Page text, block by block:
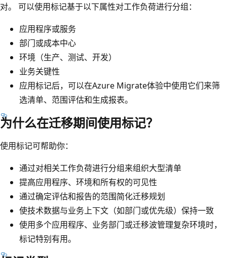
对。 可以使用标记基于以下属性对工作负荷进行分组：
应用程序或服务
部门或成本中心
环境（生产、测试、开发）
业务关键性
应用标记后，可以在Azure Migrate体验中使用它们来筛
选清单、范围评估和生成报表。
为什么在迁移期间使用标记？
使用标记可帮助你：
通过对相关工作负荷进行分组来组织大型清单
提高应用程序、环境和所有权的可见性
通过确定评估和报告的范围简化迁移规划
使技术数据与业务上下文（如部门或优先级）保持一致
使用多个应用程序、业务部门或迁移波管理复杂环境时，
标记特别有用。